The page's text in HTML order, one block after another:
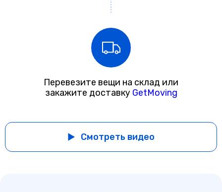
Перевезите вещи на склад или
закажите доставку GetMoving
Смотреть видео